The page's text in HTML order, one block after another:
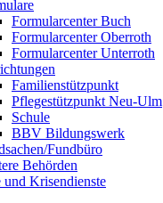
Formularcenter Buch
Formularcenter Oberroth
Formularcenter Unterroth
Familienstützpunkt
Pflegestützpunkt Neu-Ulm
Schule
BBV Bildungswerk
Fundbüro
Behörden
und Krisendienste